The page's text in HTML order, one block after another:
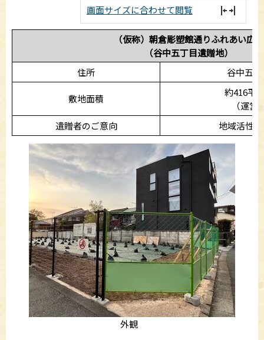
画面サイズに合わせて閲覧
（仮称）朝倉彫塑館通りふれあい広場
（谷中五丁目遺贈地）
住所
谷中五
敷地面積
約416平
（運営
遺贈者のご意向
地域活性
外観